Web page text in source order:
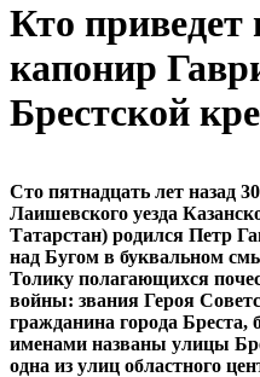
Кто приведет
капонир
Брестской
Сто пятнадцать лет назад
Лаишевского уезда
Татарстан) родился Петр
над Бугом в буквальном
Толику полагающихся
войны: звания Героя
гражданина города Бреста,
именами названы улицы
одна из улиц областного